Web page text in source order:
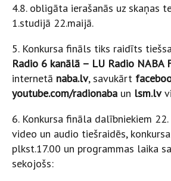
4.8. obligāta ierašanās uz skaņas
1.studijā 22.maijā.
5. Konkursa fināls tiks raidīts
Radio 6 kanālā – LU Radio NABA
internetā naba.lv, savukārt
youtube.com/radionaba un lsm.lv
6. Konkursa fināla dalībniekiem
video un audio tiešraidēs,
plkst.17.00 un programmas laika
sekojošs: